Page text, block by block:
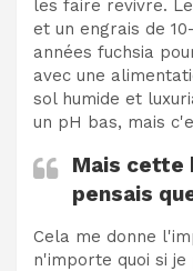
les faire revivre.
et un engrais de
années fuchsia
avec une
sol humide et
un pH bas, mais
Mais
pensais
Cela me donne
n'importe quoi si